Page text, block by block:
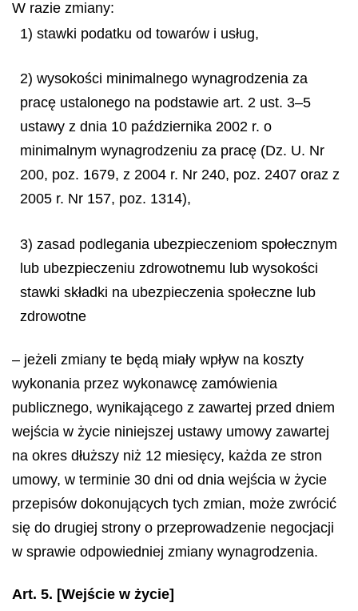
W razie zmiany:
1) stawki podatku od towarów i usług,
2) wysokości minimalnego wynagrodzenia za
pracę ustalonego na podstawie art. 2 ust. 3–5
ustawy z dnia 10 października 2002 r. o
minimalnym wynagrodzeniu za pracę (Dz. U. Nr
200, poz. 1679, z 2004 r. Nr 240, poz. 2407 oraz z
2005 r. Nr 157, poz. 1314),
3) zasad podlegania ubezpieczeniom społecznym
lub ubezpieczeniu zdrowotnemu lub wysokości
stawki składki na ubezpieczenia społeczne lub
zdrowotne
– jeżeli zmiany te będą miały wpływ na koszty
wykonania przez wykonawcę zamówienia
publicznego, wynikającego z zawartej przed dniem
wejścia w życie niniejszej ustawy umowy zawartej
na okres dłuższy niż 12 miesięcy, każda ze stron
umowy, w terminie 30 dni od dnia wejścia w życie
przepisów dokonujących tych zmian, może zwrócić
się do drugiej strony o przeprowadzenie negocjacji
w sprawie odpowiedniej zmiany wynagrodzenia.
Art. 5. [Wejście w życie]